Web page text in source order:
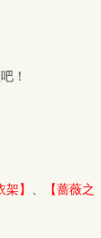
！
架】
【蔷薇之